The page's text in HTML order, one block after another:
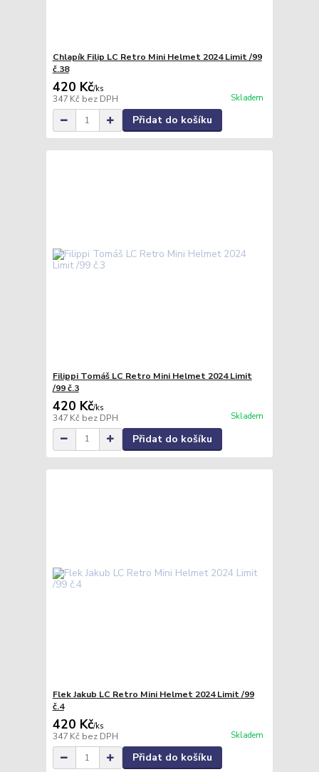
Chlapík Filip LC Retro Mini Helmet 2024 Limit /99
č.38
420 Kč/ks
347 Kč bez DPH Skladem
Přidat do košíku
Filippi Tomáš LC Retro Mini Helmet 2024 Limit
/99 č.3
420 Kč/ks
347 Kč bez DPH Skladem
Přidat do košíku
Flek Jakub LC Retro Mini Helmet 2024 Limit /99
č.4
420 Kč/ks
347 Kč bez DPH Skladem
Přidat do košíku